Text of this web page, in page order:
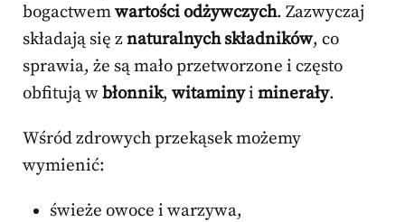
bogactwemwartości odżywczych. Zazwyczaj
składają się znaturalnych składników, co
sprawia, że są mało przetworzone i często
obfitują wbłonnik, witaminyi minerały.
Wśród zdrowych przekąsek możemy
wymienić:
świeże owoce i warzywa,